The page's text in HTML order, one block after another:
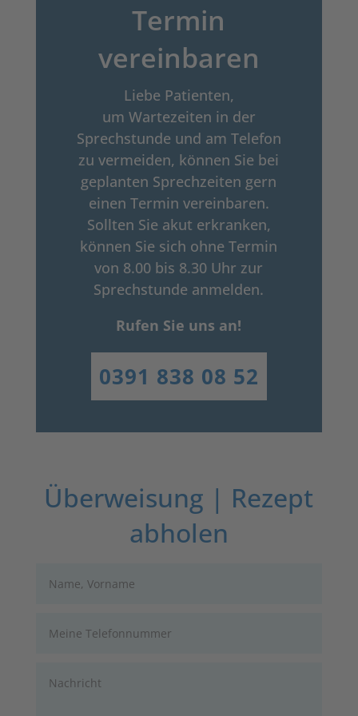
Termin
vereinbaren
Liebe Patienten,
um Wartezeiten in der
Sprechstunde und am Telefon
zu vermeiden, können Sie bei
geplanten Sprechzeiten gern
einen Termin vereinbaren.
Sollten Sie akut erkranken,
können Sie sich ohne Termin
von 8.00 bis 8.30 Uhr zur
Sprechstunde anmelden.
Rufen Sie uns an!
0391 838 08 52
Überweisung | Rezept
abholen